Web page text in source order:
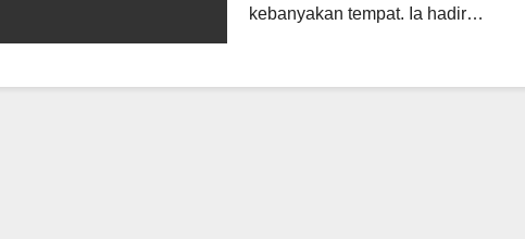
kebanyakan tempat. Ia hadir…